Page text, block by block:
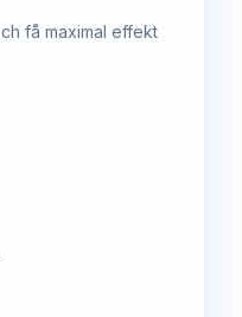
få maximal effekt